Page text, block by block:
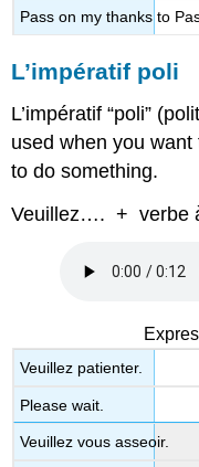
Pass on my thanks to
L’impératif poli
L’impératif “poli”
used when you
to do something.
Veuillez…. + verbe
Veuillez patienter.
Please wait.
Veuillez vous asseoir.